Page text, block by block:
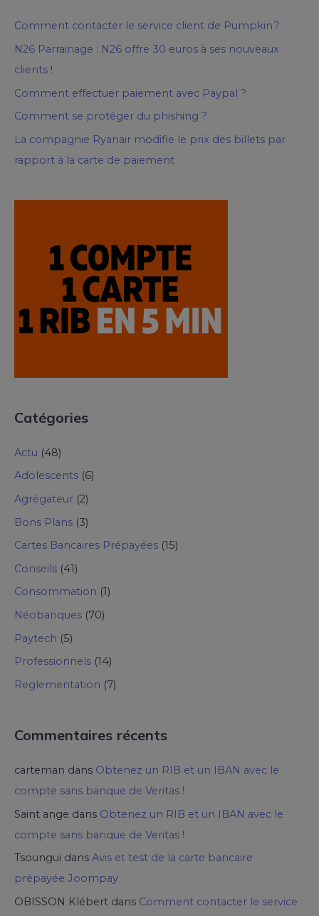
Comment contacter le service client de Pumpkin ?
N26 Parrainage : N26 offre 30 euros à ses nouveaux
clients !
Comment effectuer paiement avec Paypal ?
Comment se protéger du phishing ?
La compagnie Ryanair modifie le prix des billets par
rapport à la carte de paiement
Catégories
Actu (48)
Adolescents (6)
Agrégateur (2)
Bons Plans (3)
Cartes Bancaires Prépayées (15)
Conseils (41)
Consommation (1)
Néobanques (70)
Paytech (5)
Professionnels (14)
Reglementation (7)
Commentaires récents
carteman dans Obtenez un RIB et un IBAN avec le
compte sans banque de Veritas !
Saint ange dans Obtenez un RIB et un IBAN avec le
compte sans banque de Veritas !
Tsoungui dans Avis et test de la carte bancaire
prépayée Joompay
OBISSON Klébert dans Comment contacter le service